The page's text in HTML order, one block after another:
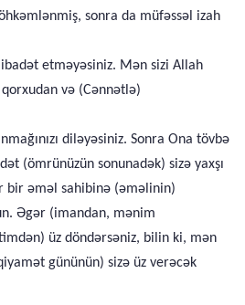
sonra da müfəssəl izah
ibadət etməyəsiniz. Mən sizi Allah
və (Cənnətlə)
diləyəsiniz. Sonra Ona tövbə
(ömrünüzün sonunadək) sizə yaxşı
bir əməl sahibinə (əməlinin)
Əgər (imandan, mənim
üz döndərsəniz, bilin ki, mən
gününün) sizə üz verəcək